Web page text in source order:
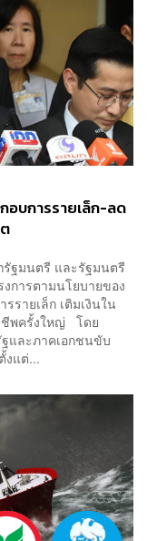
อบการรายเล็ก-ลด
ฐมนตรี และรัฐมนตรี
การตามนโยบายของ
รายเล็ก เติมเงินใน
ชีพครั้งใหญ่ โดย
และภาคเอกชนขับ
งแต่...